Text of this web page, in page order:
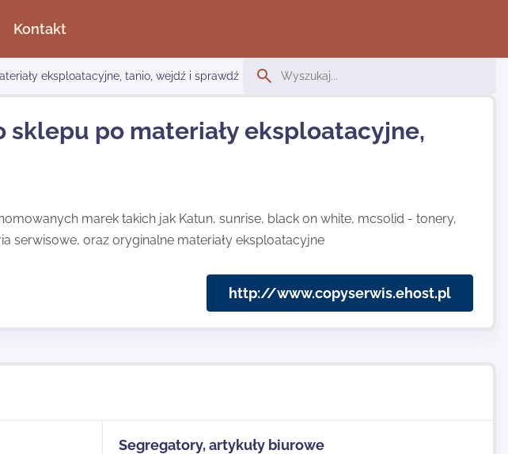
Kontakt
eksploatacyjne, tanio, wejdź i sprawdź
sklepu po materiały eksploatacyjne,
marek takich jak Katun, sunrise, black on white, mcsolid - tonery,
serwisowe, oraz oryginalne materiały eksploatacyjne
http://www.copyserwis.ehost.pl
Segregatory, artykuły biurowe